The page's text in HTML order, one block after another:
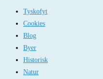
Tyskofyt
Cookies
Blog
Byer
Historisk
Natur